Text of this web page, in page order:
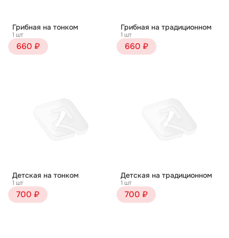
Грибная на тонком
1 шт
660 ₽
Грибная на традиционном
1 шт
660 ₽
Детская на тонком
1 шт
700 ₽
Детская на традиционном
1 шт
700 ₽